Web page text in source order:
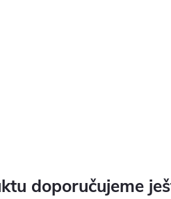
doporučujeme